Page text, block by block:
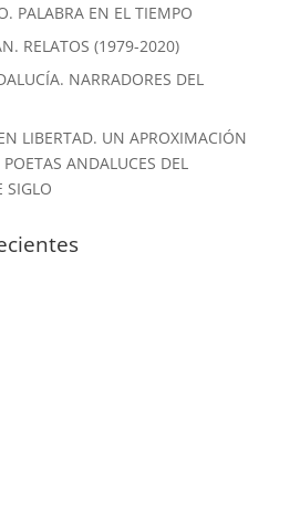
PALABRA EN EL TIEMPO
RELATOS (1979-2020)
NARRADORES DEL
LIBERTAD. UN APROXIMACIÓN
ANDALUCES DEL
SIGLO